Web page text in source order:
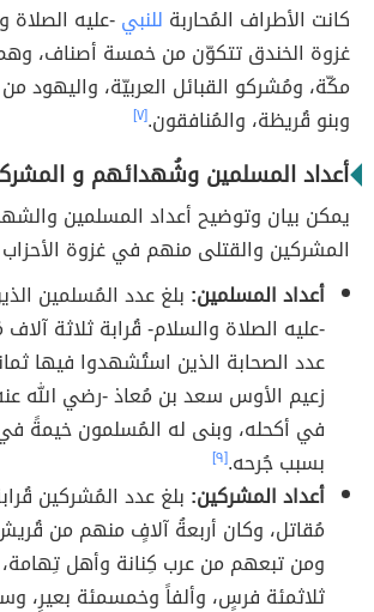
كانت الأطراف المُحاربة للنبي-عليه
غزوة الخندق تتكوّن من خمسة أصناف،
مكّة، ومُشركو القبائل العربيّة، واليهود من
وبنو قُريظة، والمُنافقون.[٧]
أعداد المسلمين وشُهدائهم و
يمكن بيان وتوضيح أعداد المسلمين
المشركين والقتلى منهم في غزوة
أعداد المسلمين: بلغ عدد المُسلمين
-عليه الصلاة والسلام- قُرابة ثلاثة آلاف
عدد الصحابة الذين استُشهدوا فيها
زعيم الأوس سعد بن مُعاذ -رضي الله
في أكحله، وبنى له المُسلمون خيمةً
بسبب جُرحه.[٩]
أعداد المشركين: بلغ عدد المُشركين
مُقاتل، وكان أربعةُ آلافٍ منهم من
ومن تبعهم من عرب كِنانة وأهل
ثلاثمئة فرسٍ، وألفاً وخمسمئة بعيرٍ،